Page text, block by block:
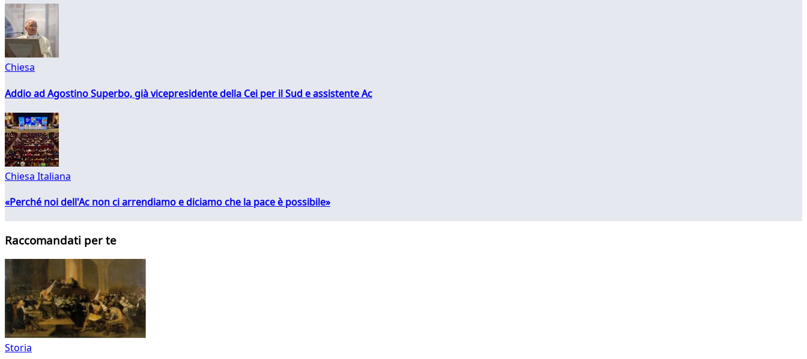
Chiesa
Addio ad Agostino Superbo, già vicepresidente della Cei per il Sud e assistente Ac
Chiesa Italiana
«Perché noi dell'Ac non ci arrendiamo e diciamo che la pace è possibile»
Raccomandati per te
Storia